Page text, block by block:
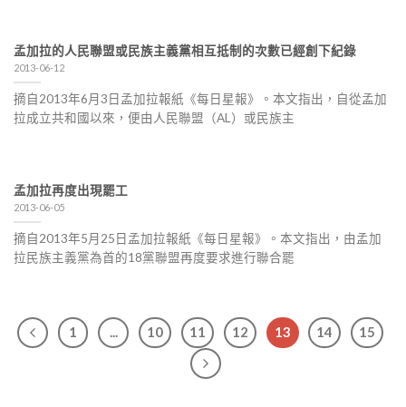
孟加拉的人民聯盟或民族主義黨相互抵制的次數已經創下紀錄
2013-06-12
摘自2013年6月3日孟加拉報紙《每日星報》。本文指出，自從孟加
拉成立共和國以來，便由人民聯盟（AL）或民族主
孟加拉再度出現罷工
2013-06-05
摘自2013年5月25日孟加拉報紙《每日星報》。本文指出，由孟加
拉民族主義黨為首的18黨聯盟再度要求進行聯合罷
1 ... 10 11 12 13 14 15